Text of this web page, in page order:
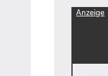
Anzeige